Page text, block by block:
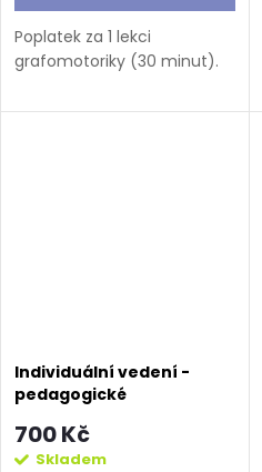
Poplatek za 1 lekci
grafomotoriky (30 minut).
Individuální vedení -
pedagogické
700 Kč
Skladem